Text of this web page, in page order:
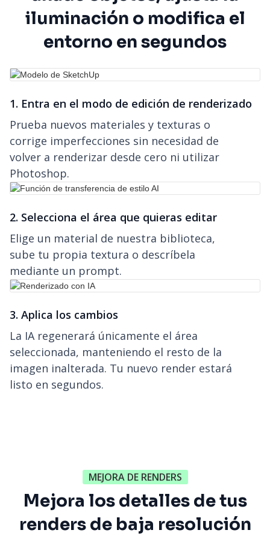
iluminación o modifica el
entorno en segundos
1. Entra en el modo de edición de renderizado
Prueba nuevos materiales y texturas o
corrige imperfecciones sin necesidad de
volver a renderizar desde cero ni utilizar
Photoshop.
2. Selecciona el área que quieras editar
Elige un material de nuestra biblioteca,
sube tu propia textura o descríbela
mediante un prompt.
3. Aplica los cambios
La IA regenerará únicamente el área
seleccionada, manteniendo el resto de la
imagen inalterada. Tu nuevo render estará
listo en segundos.
MEJORA DE RENDERS
Mejora los detalles de tus
renders de baja resolución